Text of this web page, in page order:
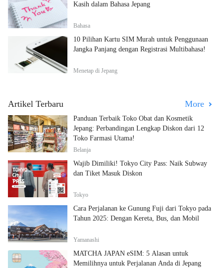
Kasih dalam Bahasa Jepang
Bahasa
10 Pilihan Kartu SIM Murah untuk Penggunaan
Jangka Panjang dengan Registrasi Multibahasa!
Menetap di Jepang
Artikel Terbaru More
Panduan Terbaik Toko Obat dan Kosmetik
Jepang: Perbandingan Lengkap Diskon dari 12
Toko Farmasi Utama!
Belanja
Wajib Dimiliki! Tokyo City Pass: Naik Subway
dan Tiket Masuk Diskon
Tokyo
Cara Perjalanan ke Gunung Fuji dari Tokyo pada
Tahun 2025: Dengan Kereta, Bus, dan Mobil
Yamanashi
MATCHA JAPAN eSIM: 5 Alasan untuk
Memilihnya untuk Perjalanan Anda di Jepang